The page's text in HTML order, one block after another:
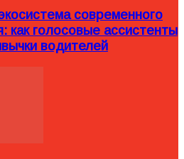
современного
как голосовые ассистенты
водителей